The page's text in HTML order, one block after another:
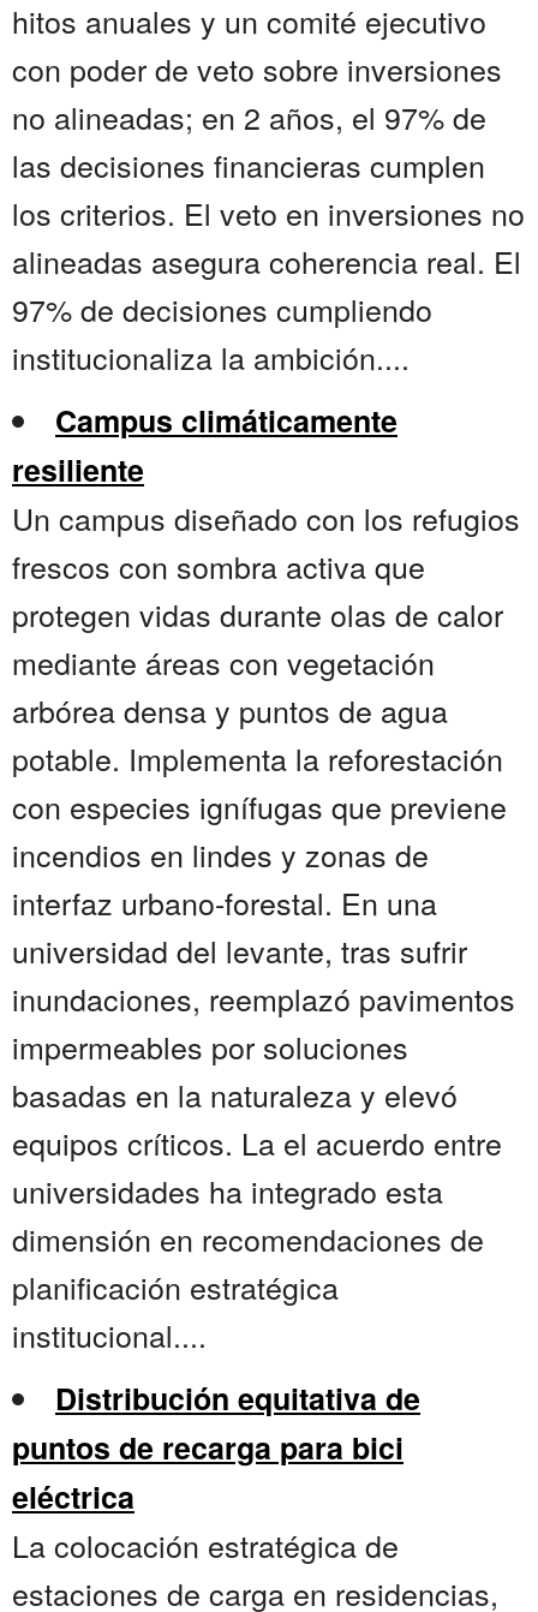
hitos anuales y un comité ejecutivo
con poder de veto sobre inversiones
no alineadas; en 2 años, el 97% de
las decisiones financieras cumplen
los criterios. El veto en inversiones no
alineadas asegura coherencia real. El
97% de decisiones cumpliendo
institucionaliza la ambición....
Campus climáticamente
resiliente
Un campus diseñado con los refugios
frescos con sombra activa que
protegen vidas durante olas de calor
mediante áreas con vegetación
arbórea densa y puntos de agua
potable. Implementa la reforestación
con especies ignífugas que previene
incendios en lindes y zonas de
interfaz urbano-forestal. En una
universidad del levante, tras sufrir
inundaciones, reemplazó pavimentos
impermeables por soluciones
basadas en la naturaleza y elevó
equipos críticos. La el acuerdo entre
universidades ha integrado esta
dimensión en recomendaciones de
planificación estratégica
institucional....
Distribución equitativa de
puntos de recarga para bici
eléctrica
La colocación estratégica de
estaciones de carga en residencias,